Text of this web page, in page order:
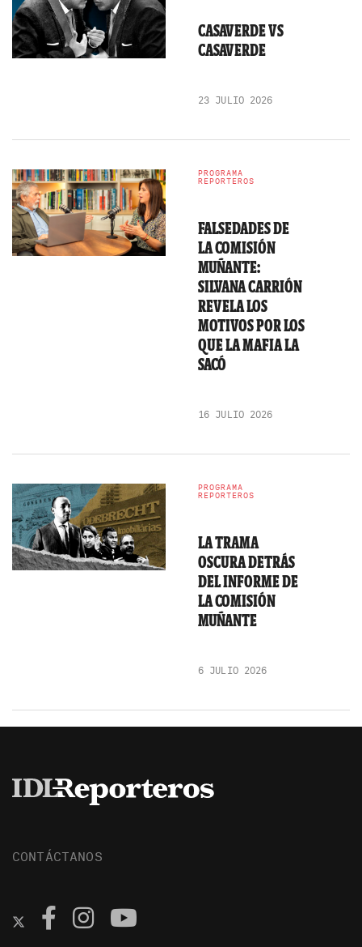
CASAVERDE VS
CASAVERDE
23 JULIO 2026
PROGRAMA
REPORTEROS
FALSEDADES DE
LA COMISIÓN
MUÑANTE:
SILVANA CARRIÓN
REVELA LOS
MOTIVOS POR LOS
QUE LA MAFIA LA
SACÓ
16 JULIO 2026
PROGRAMA
REPORTEROS
LA TRAMA
OSCURA DETRÁS
DEL INFORME DE
LA COMISIÓN
MUÑANTE
6 JULIO 2026
CONTÁCTANOS